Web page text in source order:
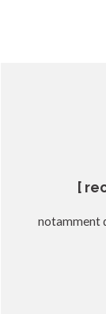
[
notamment